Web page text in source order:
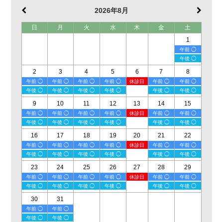
2026年8月
日 月 火 水 木 金
土
1
午前 ◯
午後 ◯
2
午前 ◯
午後 ◯
3
午前 ◯
午後 ◯
4
午前 ◯
午後 ◯
5
午前 ◯
午後 ◯
6
休診日
7
午前 ◯
午後 ◯
8
午前 ◯
午後 ◯
9
午前 ◯
午後 ◯
10
午前 ◯
午後 ◯
11
午前 ◯
午後 ◯
12
午前 ◯
午後 ◯
13
休診日
14
午前 ◯
午後 ◯
15
午前 ◯
午後 ◯
16
午前 ◯
午後 ◯
17
午前 ◯
午後 ◯
18
午前 ◯
午後 ◯
19
午前 ◯
午後 ◯
20
休診日
21
午前 ◯
午後 ◯
22
午前 ◯
午後 ◯
23
午前 ◯
午後 ◯
24
午前 ◯
午後 ◯
25
午前 ◯
午後 ◯
26
午前 ◯
午後 ◯
27
休診日
28
午前 ◯
午後 ◯
29
午前 ◯
午後 ◯
30
午前 ◯
午後 ◯
31
午前 ◯
午後 ◯